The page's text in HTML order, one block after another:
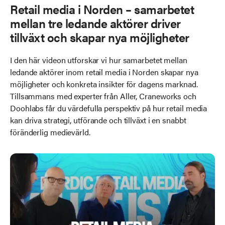
Retail media i Norden – samarbetet
mellan tre ledande aktörer driver
tillväxt och skapar nya möjligheter
I den här videon utforskar vi hur samarbetet mellan
ledande aktörer inom retail media i Norden skapar nya
möjligheter och konkreta insikter för dagens marknad.
Tillsammans med experter från Aller, Craneworks och
Doohlabs får du värdefulla perspektiv på hur retail media
kan driva strategi, utförande och tillväxt i en snabbt
föränderlig medievärld.